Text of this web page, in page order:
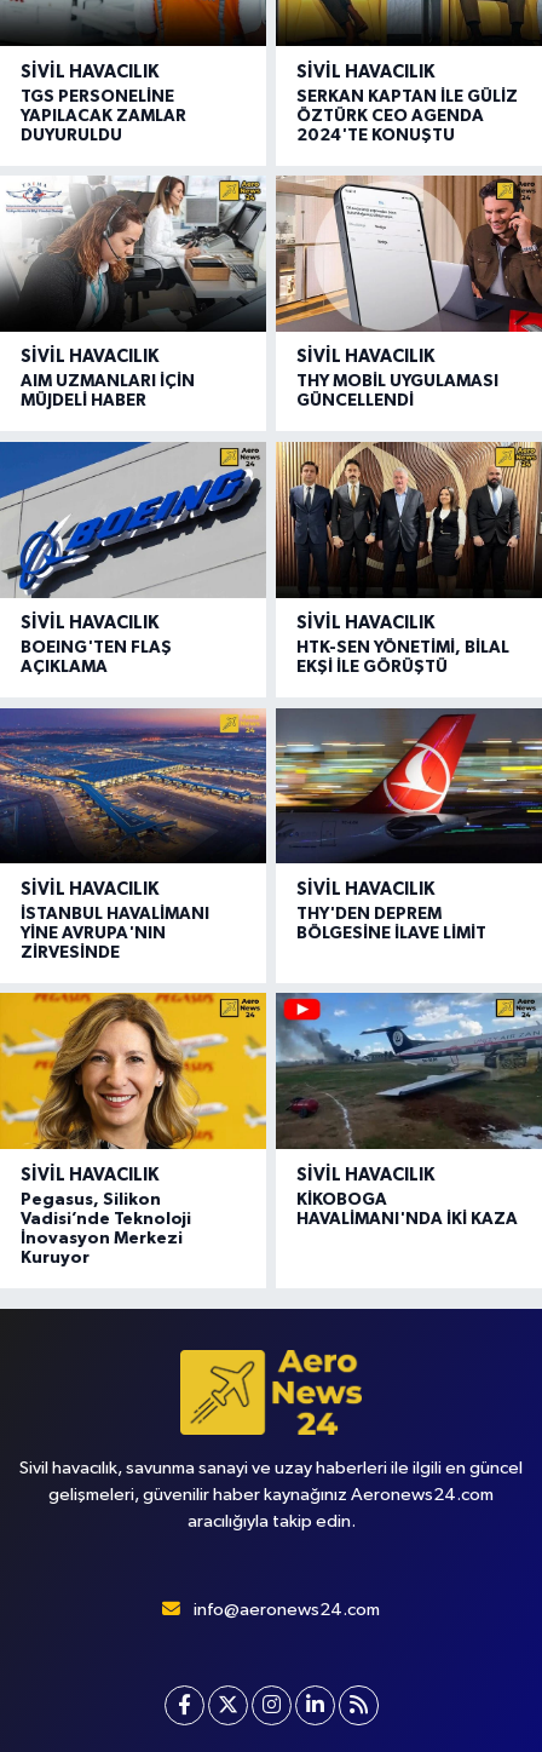
SIVIL HAVACILIK
TGS PERSONELİNE
YAPILACAK ZAMLAR
DUYURULDU
SIVIL HAVACILIK
SERKAN KAPTAN İLE GÜLİZ
ÖZTÜRK CEO AGENDA
2024'TE KONUŞTU
SIVIL HAVACILIK
AIM UZMANLARI İÇİN
MÜJDELİ HABER
SIVIL HAVACILIK
THY MOBİL UYGULAMASI
GÜNCELLENDİ
SIVIL HAVACILIK
BOEING'TEN FLAŞ
AÇIKLAMA
SIVIL HAVACILIK
HTK-SEN YÖNETİMİ, BİLAL
EKŞİ İLE GÖRÜŞTÜ
SIVIL HAVACILIK
İSTANBUL HAVALİMANI
YİNE AVRUPA'NIN
ZİRVESİNDE
SIVIL HAVACILIK
THY'DEN DEPREM
BÖLGESİNE İLAVE LİMİT
SIVIL HAVACILIK
Pegasus, Silikon
Vadisi’nde Teknoloji
İnovasyon Merkezi
Kuruyor
SIVIL HAVACILIK
KİKOBOGA
HAVALİMANI'NDA İKİ KAZA
Sivil havacılık, savunma sanayi ve uzay haberleri ile ilgili en güncel
gelişmeleri, güvenilir haber kaynağınız Aeronews24.com
aracılığıyla takip edin.
info@aeronews24.com